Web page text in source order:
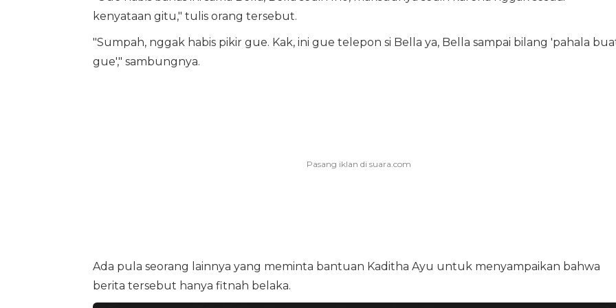
kenyataan gitu," tulis orang tersebut.
"Sumpah, nggak habis pikir gue. Kak, ini gue telepon si Bella ya, Bella sampai bilang 'pahala
gue'," sambungnya.
Ada pula seorang lainnya yang meminta bantuan Kaditha Ayu untuk menyampaikan bahwa
berita tersebut hanya fitnah belaka.